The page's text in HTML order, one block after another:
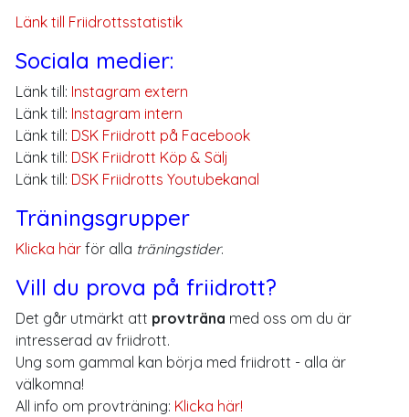
Länk till Friidrottsstatistik
Sociala medier:
Länk till: Instagram extern
Länk till: Instagram intern
Länk till: DSK Friidrott på Facebook
Länk till: DSK Friidrott Köp & Sälj
Länk till: DSK Friidrotts Youtubekanal
Träningsgrupper
Klicka här för alla träningstider.
Vill du prova på friidrott?
Det går utmärkt att provträna med oss om du är
intresserad av friidrott.
Ung som gammal kan börja med friidrott - alla är
välkomna!
All info om provträning: Klicka här!